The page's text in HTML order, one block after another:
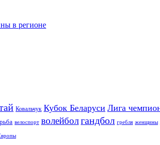
в регионе
Ковальчук Кубок Беларуси Лига
велоспорт волейболгандбол гребля женщины